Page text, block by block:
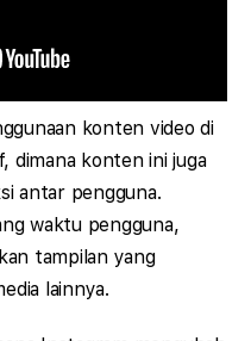
konten video di
dimana konten ini juga
antar pengguna.
waktu pengguna,
tampilan yang
lainnya.